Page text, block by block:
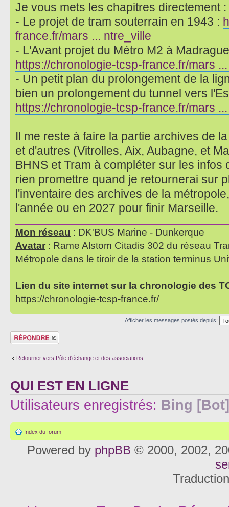
Je vous mets les chapitres directement :
- Le projet de tram souterrain en 1943 :
france.fr/mars ... ntre_ville
- L'Avant projet du Métro M2 à
https://chronologie-tcsp-france.fr/mars
- Un petit plan du prolongement de la
bien un prolongement du tunnel vers
https://chronologie-tcsp-france.fr/mars
Il me reste à faire la partie archives de
et d'autres (Vitrolles, Aix, Aubagne, et
BHNS et Tram à compléter sur les
rien promettre quand je retournerai sur
l'inventaire des archives de la
l'année ou en 2027 pour finir Marseille.
Mon réseau : DK'BUS Marine - Dunkerque
Avatar : Rame Alstom Citadis 302 du réseau
Métropole dans le tiroir de la station terminus
Lien du site internet sur la chronologie des
https://chronologie-tcsp-france.fr/
Afficher les messages postés depuis:
Répondre
Retourner vers Pôle d'échange et des associations
QUI EST EN LIGNE
Utilisateurs enregistrés: Bing [Bot]
Index du forum
Powered by phpBB © 2000, 2002,